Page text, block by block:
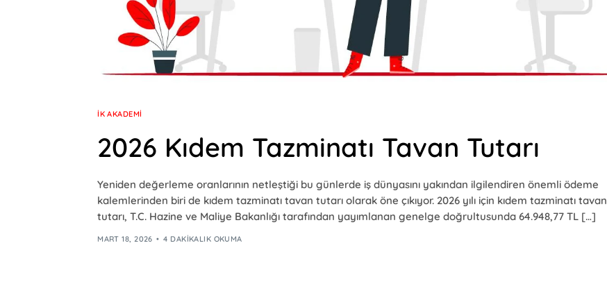
İK AKADEMI
2026 Kıdem Tazminatı Tavan Tutarı
Yeniden değerleme oranlarının netleştiği bu günlerde iş dünyasını yakından ilgilendiren önemli ödeme
kalemlerinden biri de kıdem tazminatı tavan tutarı olarak öne çıkıyor. 2026 yılı için kıdem tazminatı tavan
tutarı, T.C. Hazine ve Maliye Bakanlığı tarafından yayımlanan genelge doğrultusunda 64.948,77 TL […]
MART 18, 2026 4 DAKIKALIK OKUMA